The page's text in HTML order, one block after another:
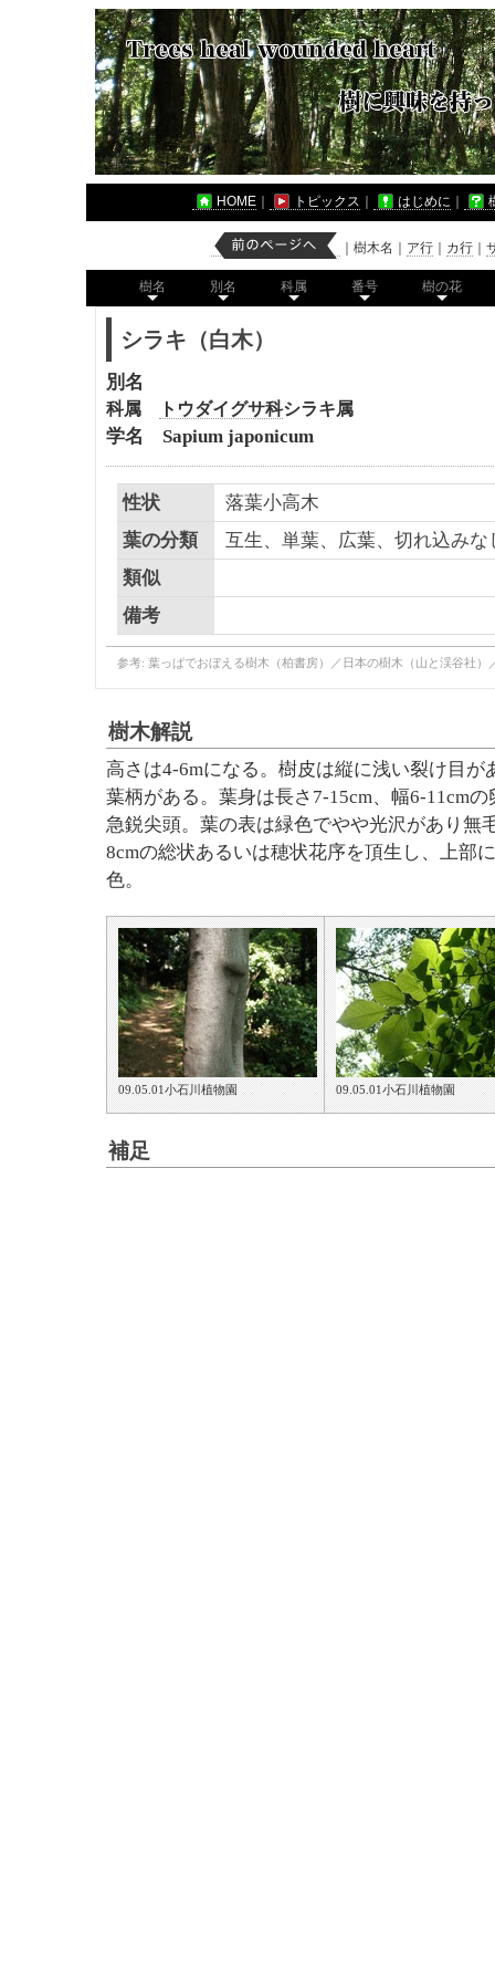
HOME トピックス はじめに
樹木名 ア行 カ行
樹名 別名 科属 番号 樹の花
シラキ（白木）
別名
科属 トウダイグサ科シラキ属
学名 Sapium japonicum
性状
落葉小高木
葉の分類
互生、単葉、広葉、切れ込みな
類似
備考
参考: 葉っぱでおぼえる樹木（柏書房）／日本の樹木（山と渓谷社）
樹木解説
高さは4-6mになる。樹皮は縦に浅い裂け目
葉柄がある。葉身は長さ7-15cm、幅6-11cm
急鋭尖頭。葉の表は緑色でやや光沢があり無
8cmの総状あるいは穂状花序を頂生し、上部
色。
09.05.01小石川植物園 09.05.01小石川植物園
補足